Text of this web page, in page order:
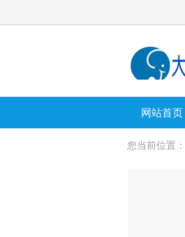
网站首页
您当前位置：